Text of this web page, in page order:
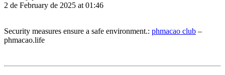
2 de February de 2025 at 01:46
Security measures ensure a safe environment.: phmacao club –
phmacao.life